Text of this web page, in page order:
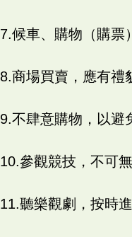
7.候車、購物（購票
8.商場買賣，應有禮
9.不肆意購物，以避
10.參觀競技，不可無
11.聽樂觀劇，按時